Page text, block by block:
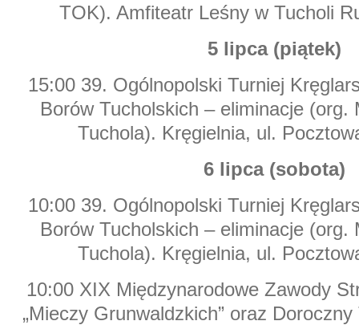
TOK). Amfiteatr Leśny w Tucholi
5 lipca (piątek)
15:00 39. Ogólnopolski Turniej
Borów Tucholskich – eliminacje (org.
Tuchola). Kręgielnia, ul.
6 lipca (sobota)
10:00 39. Ogólnopolski Turniej
Borów Tucholskich – eliminacje (org.
Tuchola). Kręgielnia, ul.
10:00 XIX Międzynarodowe Zawody
„Mieczy Grunwaldzkich” oraz Doroczny